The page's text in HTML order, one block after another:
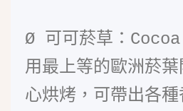
Ø
可可菸草：
用最上等的歐洲菸
心烘烤，可帶出各